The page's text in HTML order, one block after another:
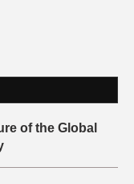
of the Global